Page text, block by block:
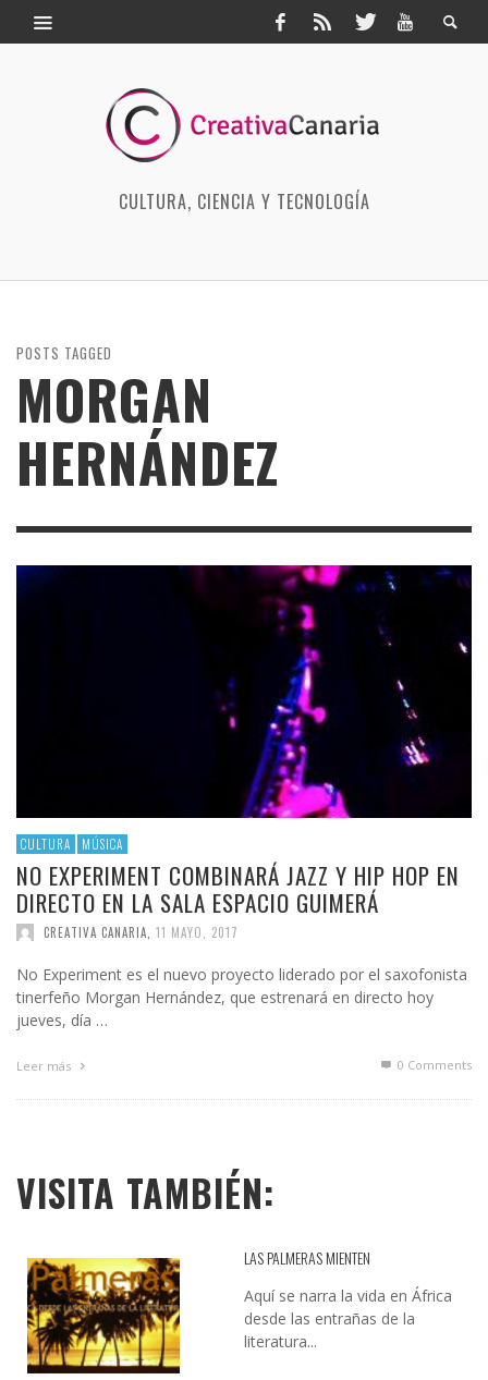
CULTURA, CIENCIA Y TECNOLOGÍA
POSTS TAGGED
MORGAN
HERNÁNDEZ
CULTURA MÚSICA
NO EXPERIMENT COMBINARÁ JAZZ Y HIP HOP EN
DIRECTO EN LA SALA ESPACIO GUIMERÁ
CREATIVA CANARIA 11 MAYO, 2017
No Experiment es el nuevo proyecto liderado por el saxofonista
tinerfeño Morgan Hernández, que estrenará en directo hoy
jueves, día …
Leer más 0 Comments
VISITA TAMBIÉN:
LAS PALMERAS MIENTEN
Aquí se narra la vida en África
desde las entrañas de la
literatura...